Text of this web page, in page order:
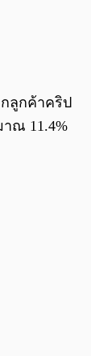
กลูกค้าคริป
ณ 11.4%